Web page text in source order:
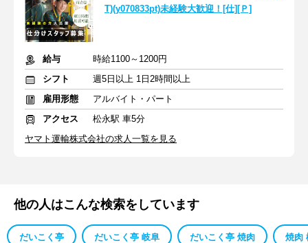
T)(y070833pt)未経験大歓迎！[仕][Ｐ]
給与
時給1100～1200円
シフト
週5日以上 1日2時間以上
雇用形態
アルバイト・パート
アクセス
松永駅 車5分
ヤマト運輸株式会社の求人一覧を見る
他の人はこんな検索をしています
だいこく亭 だいこく亭 岐阜 だいこく亭 焼肉 焼肉